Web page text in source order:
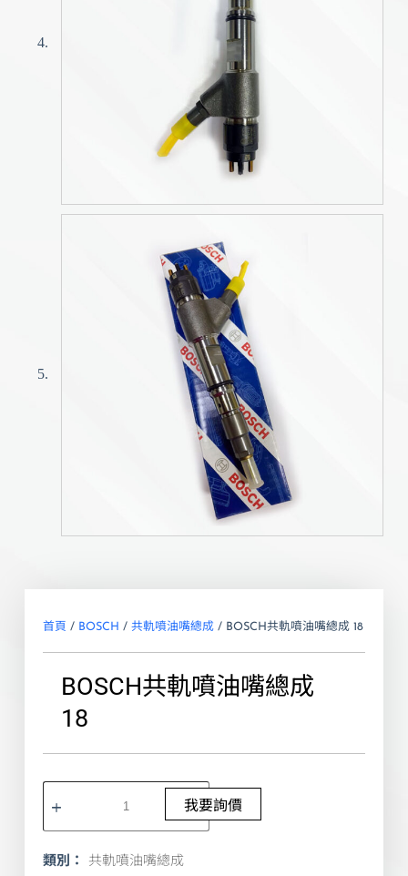
首頁 / BOSCH / 共軌噴油嘴總成/ BOSCH共軌噴油嘴總成 18
BOSCH共軌噴油嘴總成
18
我要詢價
類別： 共軌噴油嘴總成